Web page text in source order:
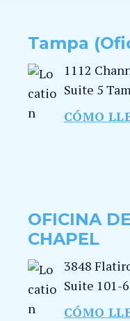
Tampa
1112
Suite 5
CÓMO
OFICINA
CHAPEL
3848
Suite 101-6
CÓMO